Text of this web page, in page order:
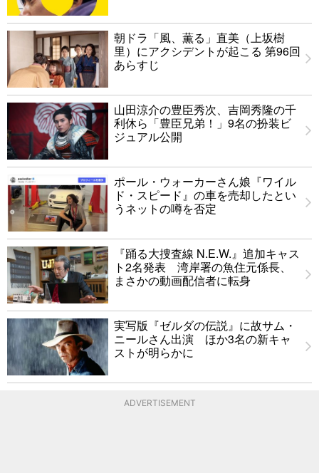
朝ドラ「風、薫る」直美（上坂樹
里）にアクシデントが起こる 第96回
あらすじ
山田涼介の豊臣秀次、吉岡秀隆の千
利休ら「豊臣兄弟！」9名の扮装ビ
ジュアル公開
ポール・ウォーカーさん娘『ワイル
ド・スピード』の車を売却したとい
うネットの噂を否定
『踊る大捜査線 N.E.W.』追加キャス
ト2名発表 湾岸署の魚住元係長、
まさかの動画配信者に転身
実写版『ゼルダの伝説』に故サム・
ニールさん出演 ほか3名の新キャ
ストが明らかに
ADVERTISEMENT